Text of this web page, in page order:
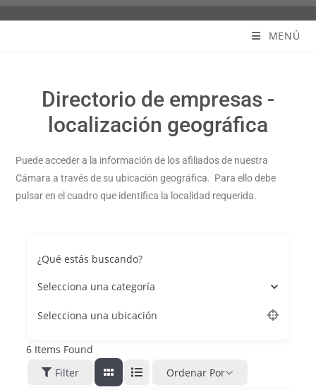
MENÚ
Directorio de empresas -
localización geográfica
Puede acceder a la información de los afiliados de nuestra
Cámara a través de su ubicación geográfica. Para ello debe
pulsar en el cuadro que identifica la localidad requerida.
¿Qué estás buscando?
Selecciona una categoría
Selecciona una ubicación
6 Items Found
Filter
Ordenar Por